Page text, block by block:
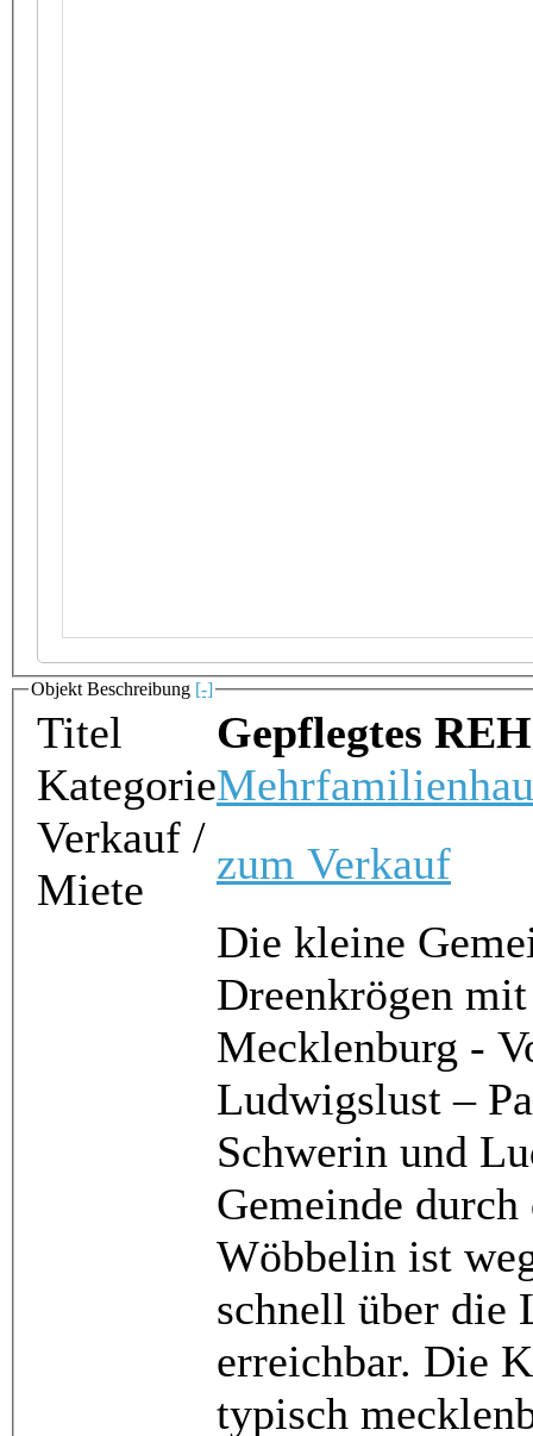
Objekt Beschreibung [-]
Titel
Gepflegtes
Kategorie
Verkauf /
Miete
zum Verkauf
Die kleine
Dreenkrögen
Mecklenburg -
Ludwigslust –
Schwerin und
Gemeinde
Wöbbelin ist
schnell über die
erreichbar. Die
typisch